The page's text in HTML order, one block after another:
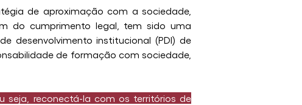
de aproximação com a sociedade,
do cumprimento legal, tem sido uma
desenvolvimento institucional (PDI) de
de formação com sociedade,
seja, reconectá-la com os territórios de